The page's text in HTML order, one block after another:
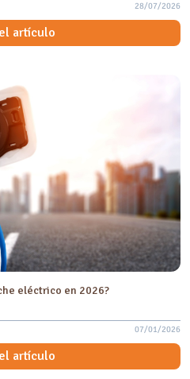
28/07/2026
artículo
eléctrico en 2026?
07/01/2026
artículo